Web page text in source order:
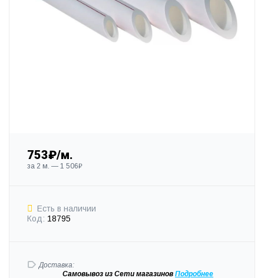
753₽/м.
за 2 м. — 1 506₽
Есть в наличии
Код: 18795
Доставка:
Самовывоз из Сети магазинов Подробнее